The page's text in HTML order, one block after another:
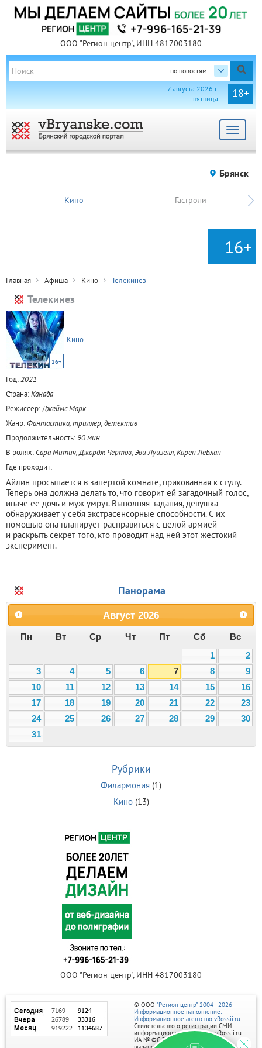
ООО "Регион центр", ИНН 4817003180
по новостям
18+
7 августа 2026 г.
пятница
Toggle
Брянск
Кино Гастроли
16+
Главная Афиша Кино Телекинез
Телекинез
16+
Кино
Год:2021
Страна:Канада
Режиссер:Джеймс Марк
Жанр:Фантастика, триллер, детектив
Продолжительность: 90 мин.
В ролях: Сара Митич, Джордж Чертов, Эви Луизелл, Карен ЛеБлан
Где проходит:
Айлин просыпается в запертой комнате, прикованная к стулу.
Теперь она должна делать то, что говорит ей загадочный голос,
иначе ее дочь и муж умрут. Выполняя задания, девушка
обнаруживает у себя экстрасенсорные способности. С их
помощью она планирует расправиться с целой армией
и раскрыть секрет того, кто проводит над ней этот жестокий
эксперимент.
Панорама
Август 2026
Пн Вт Ср Чт Пт Сб
Вс
1
2
3
4 5 6 7 8
9
10
11 12 13 14 15
16
17
18 19 20 21 22
23
24
25 26 27 28 29
30
31
Рубрики
Филармония (1)
Кино(13)
ООО "Регион центр", ИНН 4817003180
© ООО "Регион центр" 2004 - 2026
Информационное наполнение:
Информационное агентство vRossii.ru
Свидетельство о регистрации СМИ
информационного агентства vRossii.ru
ИА № ФС 77‑35502